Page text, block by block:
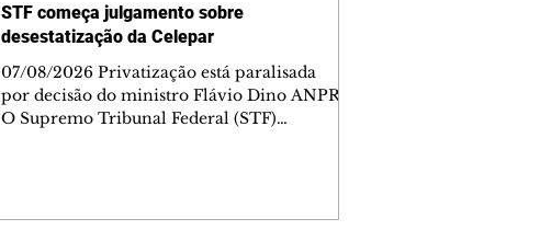
STF começa julgamento sobre
desestatização da Celepar
07/08/2026 Privatização está paralisada
por decisão do ministro Flávio Dino ANPR
O Supremo Tribunal Federal (STF)